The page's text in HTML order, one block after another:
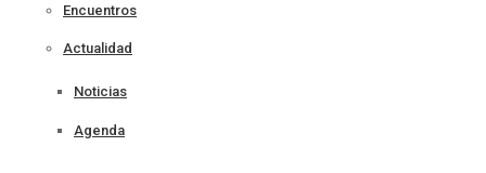
Encuentros
Actualidad
Noticias
Agenda